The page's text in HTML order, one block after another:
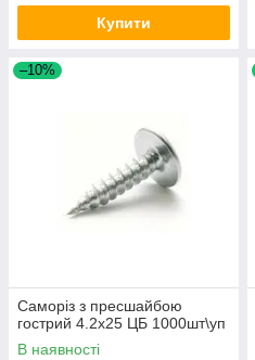
Купити
–10%
Саморіз з пресшайбою
гострий 4.2х25 ЦБ 1000шт\уп
В наявності